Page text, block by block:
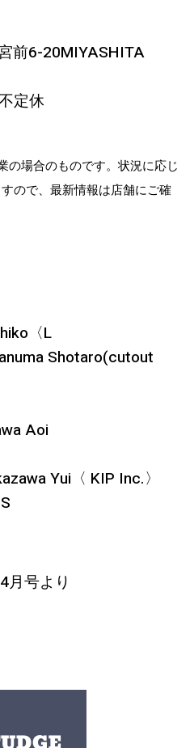
前6-20MIYASHITA
定休
の場合のものです。状況に応じ
ので、最新情報は店舗にご確
〈L
Shotaro(cutout
Aoi
Yui〈 KIP Inc.〉
月号より